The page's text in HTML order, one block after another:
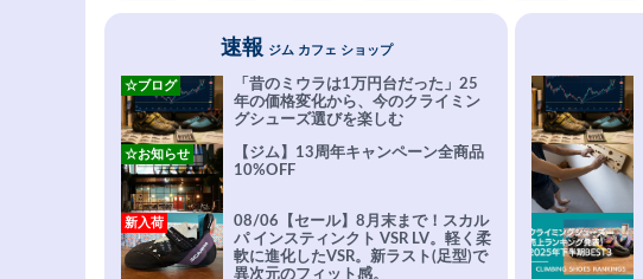
速報 ジム カフェ ショップ
「昔のミウラは1万円台だった」25
年の価格変化から、今のクライミン
グシューズ選びを楽しむ
☆ブログ
【ジム】13周年キャンペーン全商品
10%OFF
☆お知らせ
08/06【セール】8月末まで！スカル
パ インスティンクト VSR LV。軽く柔
軟に進化したVSR。新ラスト(足型)で
異次元のフィット感。
新入荷